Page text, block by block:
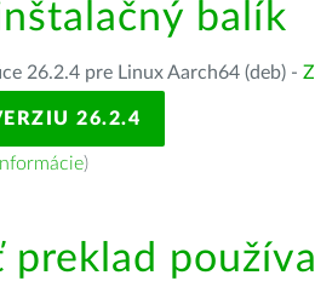
balík
26.2.4 pre Linux Aarch64 (deb) -
26.2.4
Informácie)
preklad